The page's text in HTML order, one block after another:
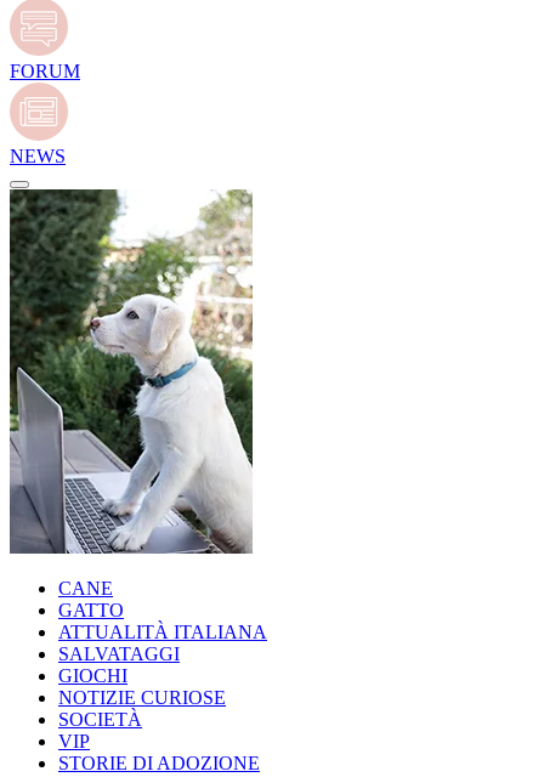
FORUM
NEWS
CANE
GATTO
ATTUALITÀ ITALIANA
SALVATAGGI
GIOCHI
NOTIZIE CURIOSE
SOCIETÀ
VIP
STORIE DI ADOZIONE